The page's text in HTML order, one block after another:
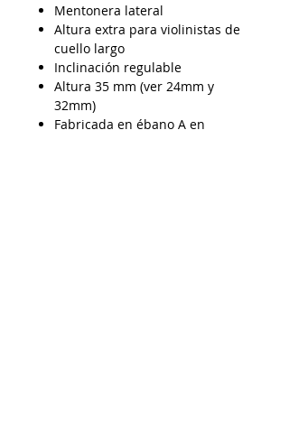
Mentonera lateral
Altura extra para violinistas de
cuello largo
Inclinación regulable
Altura 35 mm (ver 24mm y
32mm)
Fabricada en ébano A en